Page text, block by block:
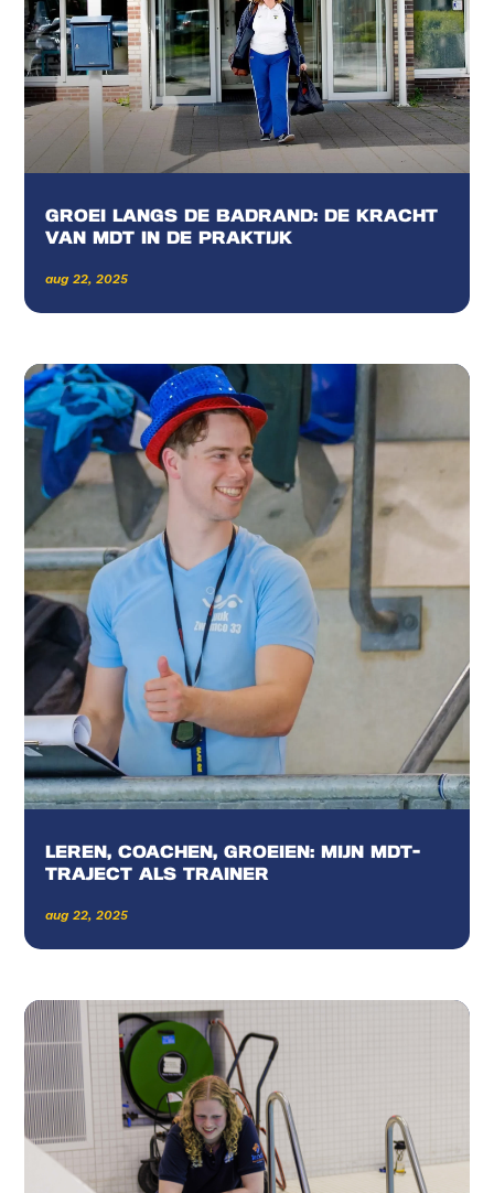
GROEI LANGS DE BADRAND: DE KRACHT
VAN MDT IN DE PRAKTIJK
aug 22, 2025
LEREN, COACHEN, GROEIEN: MIJN MDT-
TRAJECT ALS TRAINER
aug 22, 2025